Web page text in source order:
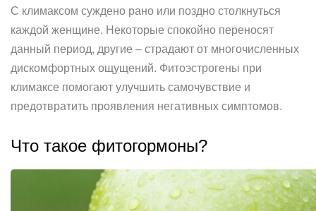
С климаксом суждено рано или поздно столкнуться
каждой женщине. Некоторые спокойно переносят
данный период, другие – страдают от многочисленных
дискомфортных ощущений. Фитоэстрогены при
климаксе помогают улучшить самочувствие и
предотвратить проявления негативных симптомов.
Что такое фитогормоны?